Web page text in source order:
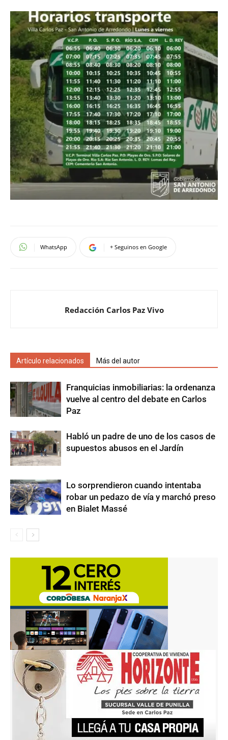
WhatsApp + Seguinos en Google
Redacción Carlos Paz Vivo
Artículo relacionados Más del autor
Franquicias inmobiliarias: la ordenanza
vuelve al centro del debate en Carlos
Paz
Habló un padre de uno de los casos de
supuestos abusos en el Jardín
Lo sorprendieron cuando intentaba
robar un pedazo de vía y marchó preso
en Bialet Massé